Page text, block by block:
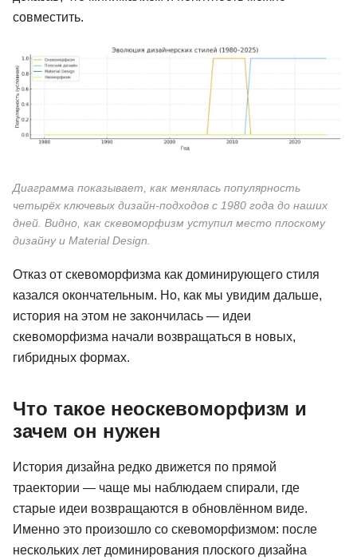
совместить.
Диаграмма показывает, как менялась популярность
четырёх ключевых дизайн-подходов с 1980 года до наших
дней. Видно, как скевоморфизм уступил место плоскому
дизайну и Material Design.
Отказ от скевоморфизма как доминирующего стиля
казался окончательным. Но, как мы увидим дальше,
история на этом не закончилась — идеи
скевоморфизма начали возвращаться в новых,
гибридных формах.
Что такое неоскевоморфизм и
зачем он нужен
История дизайна редко движется по прямой
траектории — чаще мы наблюдаем спирали, где
старые идеи возвращаются в обновлённом виде.
Именно это произошло со скевоморфизмом: после
нескольких лет доминирования плоского дизайна